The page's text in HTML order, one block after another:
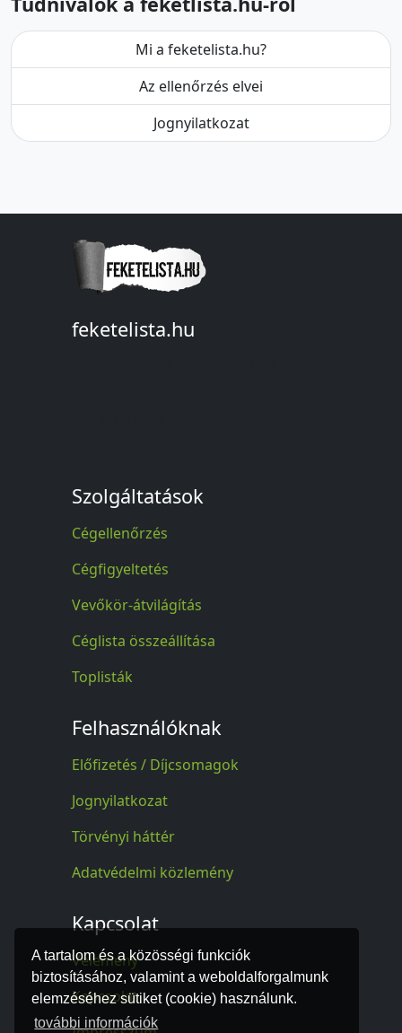
A tartalom és a közösségi funkciók
biztosításához, valamint a weboldalforgalmunk
elemzéséhez sütiket (cookie) használunk.
további információk
Mi a feketelista.hu?
Az ellenőrzés elvei
Jognyilatkozat
feketelista.hu
Szolgáltatások
Cégellenőrzés
Cégfigyeltetés
Vevőkör-átvilágítás
Céglista összeállítása
Toplisták
Felhasználóknak
Előfizetés / Díjcsomagok
Jognyilatkozat
Törvényi háttér
Adatvédelmi közlemény
Kapcsolat
Vélemény
Kapcsolat